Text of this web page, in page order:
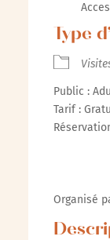
Type
Public :
Tarif :
Organisé